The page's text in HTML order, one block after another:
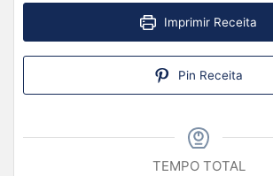
Imprimir Receita
Pin Receita
TEMPO TOTAL